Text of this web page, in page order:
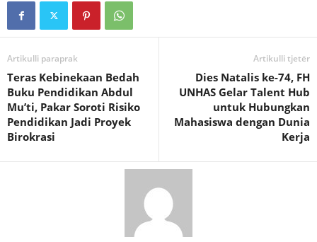
Artikulli paraprak
Teras Kebinekaan Bedah
Buku Pendidikan Abdul
Mu’ti, Pakar Soroti Risiko
Pendidikan Jadi Proyek
Birokrasi
Artikulli tjetër
Dies Natalis ke-74, FH
UNHAS Gelar Talent Hub
untuk Hubungkan
Mahasiswa dengan Dunia
Kerja